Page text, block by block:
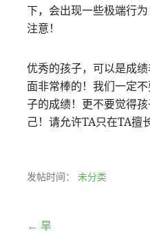
下，会出现一些极端行
注意！
优秀的孩子，可以是成
面非常棒的！我们一定
子的成绩！更不要觉得
己！请允许TA只在TA擅
发帖时间： 未分类
文← 旱